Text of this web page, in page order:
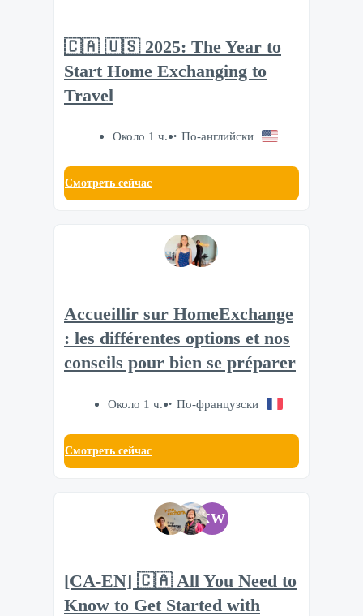
🇨🇦 🇺🇸 2025: The Year to
Start Home Exchanging to
Travel
Около 1 ч. По-английски
Смотреть сейчас
Accueillir sur HomeExchange
: les différentes options et nos
conseils pour bien se préparer
Около 1 ч. По-французски
Смотреть сейчас
KW
[CA-EN] 🇨🇦 All You Need to
Know to Get Started with